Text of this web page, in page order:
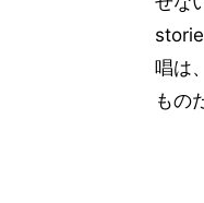
唱は
もの